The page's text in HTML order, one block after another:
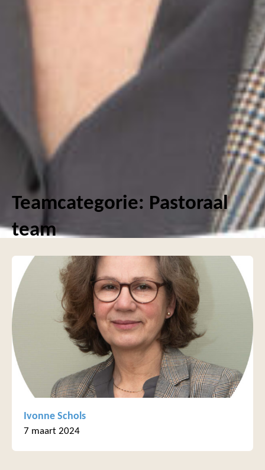
Teamcategorie: Pastoraal
team
Ivonne Schols
7 maart 2024